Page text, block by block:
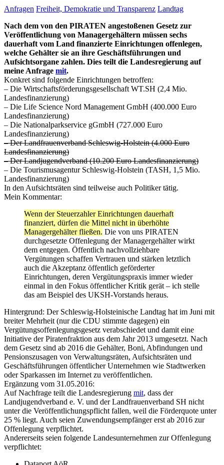
Anfragen Freiheit, Demokratie und Transparenz Landtag
Nach dem von den PIRATEN angestoßenen Gesetz zur
Veröffentlichung von Managergehältern müssen sechs
dauerhaft vom Land finanzierte Einrichtungen offenlegen,
welche Gehälter sie an ihre Geschäftsführungen und
Aufsichtsorgane zahlen. Dies teilt die Landesregierung auf
meine Anfrage mit.
Konkret sind folgende Einrichtungen betroffen:
– Die Wirtschaftsförderungsgesellschaft WT.SH (2,4 Mio.
Landesfinanzierung)
– Die Life Science Nord Management GmbH (400.000 Euro
Landesfinanzierung)
– Die Nationalparkservice gGmbH (727.000 Euro
Landesfinanzierung)
– Der Landfrauenverband Schleswig-Holstein (4.000 Euro
Landesfinanzierung)
– Der Landjugendverband (10.200 Euro Landesfinanzierung)
– Die Tourismusagentur Schleswig-Holstein (TASH, 1,5 Mio.
Landesfinanzierung)
In den Aufsichtsräten sind teilweise auch Politiker tätig.
Mein Kommentar:
Wenn der Steuerzahler Einrichtungen dauerhaft
finanziert, dürfen die Mittel nicht in überhöhte
Managergehälter fließen. Die von uns PIRATEN
durchgesetzte Offenlegung der Managergehälter wirkt
dem entgegen. Öffentlich nachvollziehbare
Vergütungen schaffen Vertrauen und stärken letztlich
auch die Akzeptanz öffentlich geförderter
Einrichtungen, deren Vergütungspraxis immer wieder
einmal in den Fokus öffentlicher Kritik gerät – ich stelle
das am Beispiel des UKSH-Vorstands heraus.
Hintergrund: Der Schleswig-Holsteinische Landtag hat im Juni mit
breiter Mehrheit (nur die CDU stimmte dagegen) ein
Vergütungsoffenlegungsgesetz verabschiedet und damit eine
Initiative der Piratenfraktion aus dem Jahr 2013 umgesetzt. Nach
dem Gesetz sind ab 2016 die Gehälter, Boni, Abfindungen und
Pensionszusagen von Verwaltungsräten, Aufsichtsräten und
Geschäftsführungen öffentlicher Unternehmen wie Stadtwerken
oder Sparkassen im Internet zu veröffentlichen.
Ergänzung vom 31.05.2016:
Auf Nachfrage teilt die Landesregierung mit, dass der
Landjugendverband e. V. und der Landfrauenverband SH nicht
unter die Veröffentlichungspflicht fallen, weil die Förderquote unter
25 % liegt. Auch seien Zuwendungsempfänger erst ab 2016 zur
Offenlegung verpflichtet.
Andererseits seien folgende Landesunternehmen zur Offenlegung
verpflichtet: